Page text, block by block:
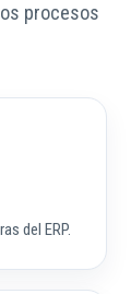
procesos
del ERP.